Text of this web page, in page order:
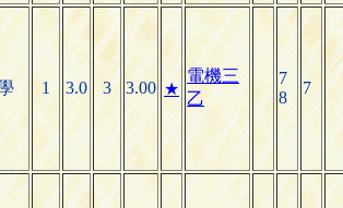
1 3.0 3 3.00 ★
電機三
乙
7
8
7